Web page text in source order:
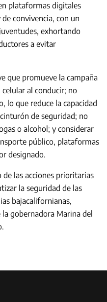
plataformas digitales
convivencia, con un
exhortando
a evitar
que promueve la campaña
al conducir; no
lo que reduce la capacidad
de seguridad; no
o alcohol; y considerar
público, plataformas
designado.
de las acciones prioritarias
la seguridad de las
bajacalifornianas,
gobernadora Marina del